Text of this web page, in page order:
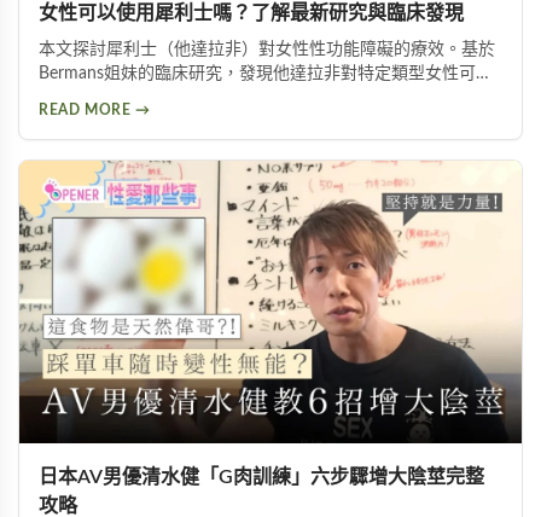
女性可以使用犀利士嗎？了解最新研究與臨床發現
本文探討犀利士（他達拉非）對女性性功能障礙的療效。基於
Bermans姐妹的臨床研究，發現他達拉非對特定類型女性可改
READ MORE →
日本AV男優清水健「G肉訓練」六步驟增大陰莖完整
攻略